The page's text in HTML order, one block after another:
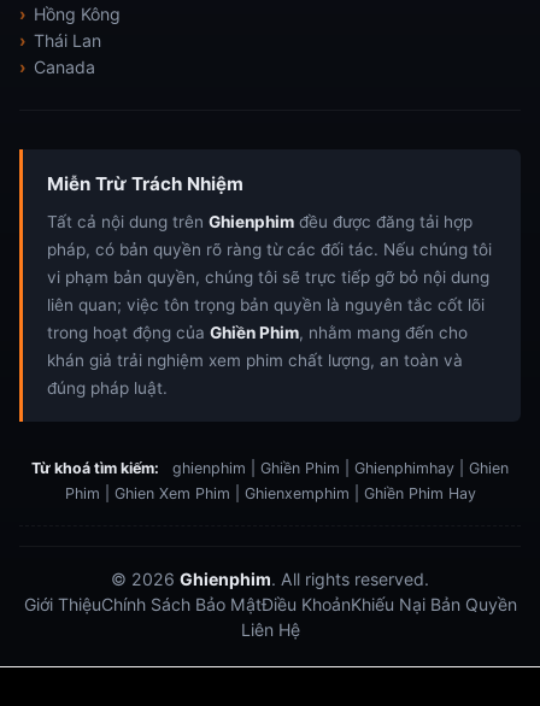
Hồng Kông
Thái Lan
Canada
Miễn Trừ Trách Nhiệm
Tất cả nội dung trên Ghienphim đều được đăng tải hợp
pháp, có bản quyền rõ ràng từ các đối tác. Nếu chúng tôi
vi phạm bản quyền, chúng tôi sẽ trực tiếp gỡ bỏ nội dung
liên quan; việc tôn trọng bản quyền là nguyên tắc cốt lõi
trong hoạt động của Ghiền Phim, nhằm mang đến cho
khán giả trải nghiệm xem phim chất lượng, an toàn và
đúng pháp luật.
Từ khoá tìm kiếm:
ghienphim | Ghiền Phim | Ghienphimhay | Ghien
Phim | Ghien Xem Phim | Ghienxemphim | Ghiền Phim Hay
© 2026 Ghienphim. All rights reserved.
Giới ThiệuChính Sách Bảo MậtĐiều KhoảnKhiếu Nại Bản Quyền
Liên Hệ